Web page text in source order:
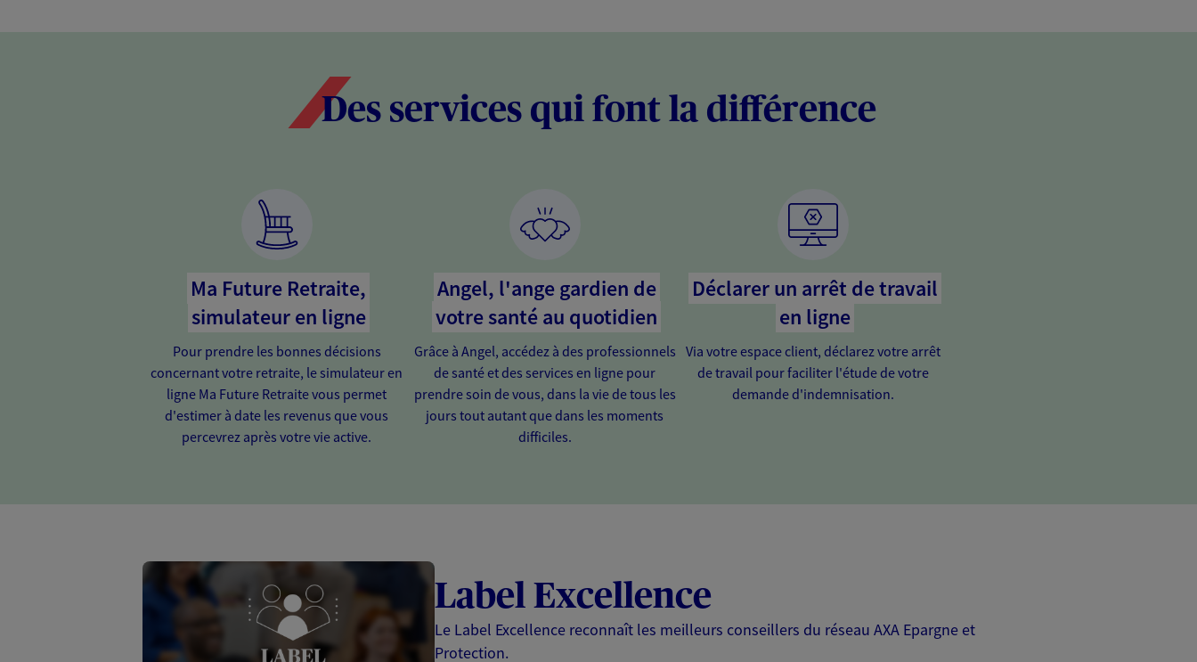
Des services qui font la différence
Ma Future Retraite,
simulateur en ligne
Pour prendre les bonnes décisions
concernant votre retraite, le simulateur en
ligne Ma Future Retraite vous permet
d'estimer à date les revenus que vous
percevrez après votre vie active.
Angel, l'ange gardien de
votre santé au quotidien
Grâce à Angel, accédez à des professionnels
de santé et des services en ligne pour
prendre soin de vous, dans la vie de tous les
jours tout autant que dans les moments
difficiles.
Déclarer un arrêt de travail
en ligne
Via votre espace client, déclarez votre arrêt
de travail pour faciliter l'étude de votre
demande d'indemnisation.
Label Excellence
Le Label Excellence reconnaît les meilleurs conseillers du réseau AXA Epargne et
Protection.